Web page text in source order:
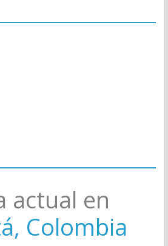
actual en
Colombia